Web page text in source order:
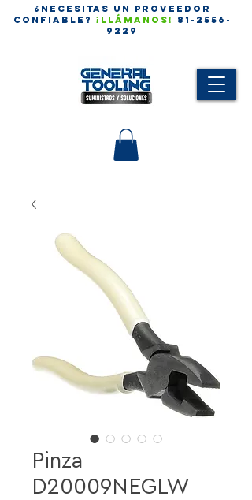
¿Necesitas un proveedor
CONFIABLE? ¡Llámanos!
81-2556-
9229
Pinza
D20009NEGLW